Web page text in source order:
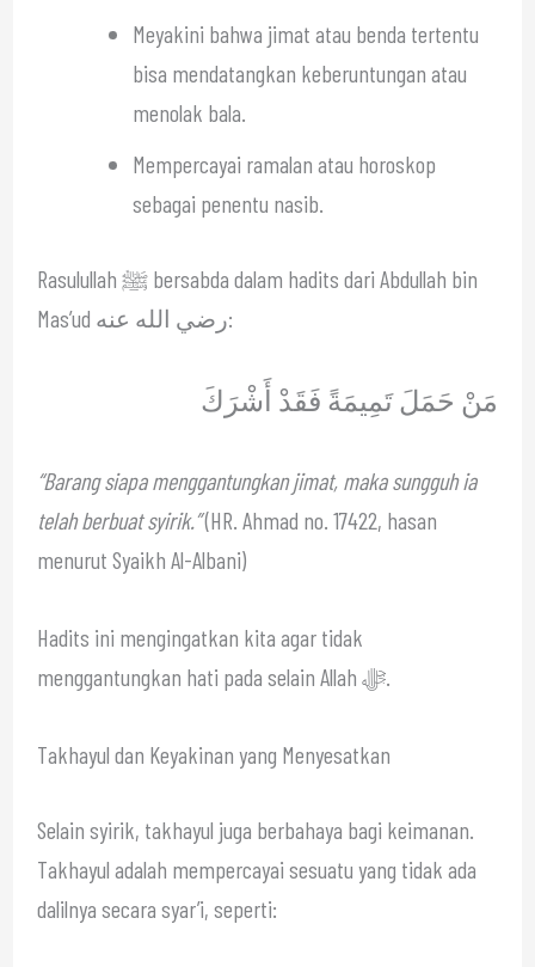
Meyakini bahwa jimat atau benda tertentu
bisa mendatangkan keberuntungan atau
menolak bala.
Mempercayai ramalan atau horoskop
sebagai penentu nasib.
Rasulullah ﷺ bersabda dalam hadits dari Abdullah bin
Mas’ud رضي الله عنه:
مَنْ حَمَلَ تَمِيمَةً فَقَدْ أَشْرَكَ
“Barang siapa menggantungkan jimat, maka sungguh ia
telah berbuat syirik.”(HR. Ahmad no. 17422, hasan
menurut Syaikh Al-Albani)
Hadits ini mengingatkan kita agar tidak
menggantungkan hati pada selain Allah ﷻ.
Takhayul dan Keyakinan yang Menyesatkan
Selain syirik, takhayul juga berbahaya bagi keimanan.
Takhayul adalah mempercayai sesuatu yang tidak ada
dalilnya secara syar’i, seperti: